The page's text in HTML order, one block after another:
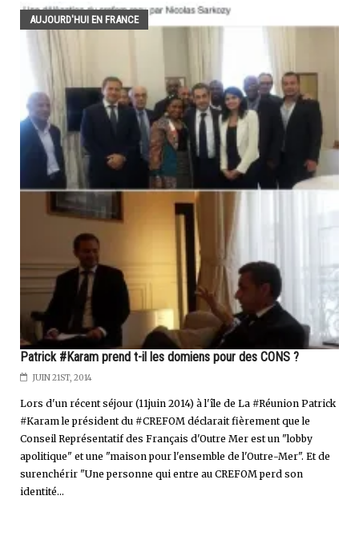
AUJOURD'HUI EN FRANCE
Patrick #Karam prend t-il les domiens pour des CONS ?
JUIN 21ST, 2014
Lors d'un récent séjour (11juin 2014) à l'île de La #Réunion Patrick
#Karam le président du #CREFOM déclarait fièrement que le
Conseil Représentatif des Français d'Outre Mer est un "lobby
apolitique" et une "maison pour l'ensemble de l'Outre-Mer". Et de
surenchérir "Une personne qui entre au CREFOM perd son
identité...